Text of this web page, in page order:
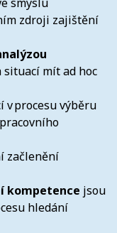
zdroji zajištění
mít ad hoc
v procesu výběru
začlenění
kompetence jsou
hledání